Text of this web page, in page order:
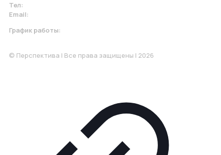
Тел:
Email:
График работы:
© Перспектива | Все права защищены | 2026